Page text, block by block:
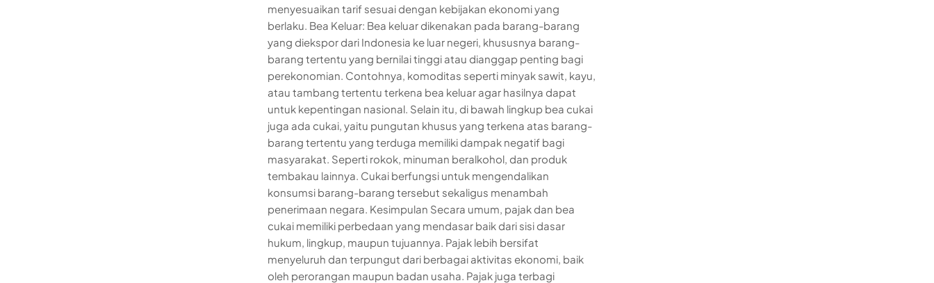
menyesuaikan tarif sesuai dengan kebijakan ekonomi yang
berlaku. Bea Keluar: Bea keluar dikenakan pada barang-barang
yang diekspor dari Indonesia ke luar negeri, khususnya barang-
barang tertentu yang bernilai tinggi atau dianggap penting bagi
perekonomian. Contohnya, komoditas seperti minyak sawit, kayu,
atau tambang tertentu terkena bea keluar agar hasilnya dapat
untuk kepentingan nasional. Selain itu, di bawah lingkup bea cukai
juga ada cukai, yaitu pungutan khusus yang terkena atas barang-
barang tertentu yang terduga memiliki dampak negatif bagi
masyarakat. Seperti rokok, minuman beralkohol, dan produk
tembakau lainnya. Cukai berfungsi untuk mengendalikan
konsumsi barang-barang tersebut sekaligus menambah
penerimaan negara. Kesimpulan Secara umum, pajak dan bea
cukai memiliki perbedaan yang mendasar baik dari sisi dasar
hukum, lingkup, maupun tujuannya. Pajak lebih bersifat
menyeluruh dan terpungut dari berbagai aktivitas ekonomi, baik
oleh perorangan maupun badan usaha. Pajak juga terbagi